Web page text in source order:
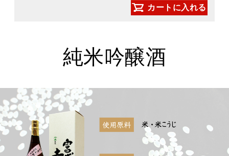
カートに入れる
純米吟醸酒